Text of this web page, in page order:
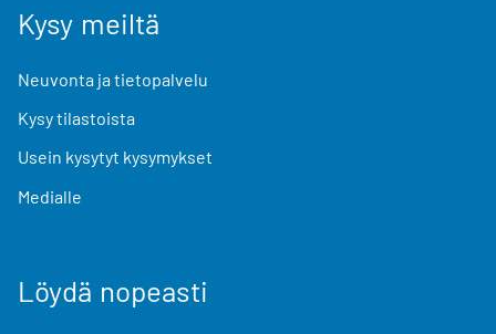
Kysy meiltä
Neuvonta ja tietopalvelu
Kysy tilastoista
Usein kysytyt kysymykset
Medialle
Löydä nopeasti